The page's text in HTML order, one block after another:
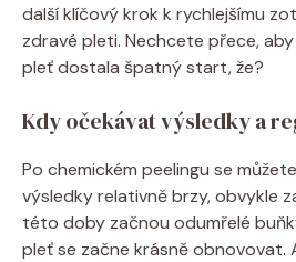
další klíčový krok k rychlejšímu
zdravé pleti. Nechcete přece,
pleť dostala špatný start, že?
Kdy očekávat výsledky a
Po chemickém peelingu se
výsledky relativně brzy, obvykle
této doby začnou odumřelé
pleť se začne krásně obnovovat.